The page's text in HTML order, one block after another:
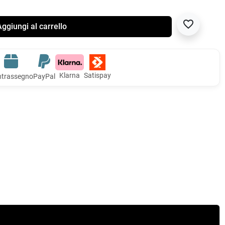
al carrello favorite_border
PayPal Klarna Satispay